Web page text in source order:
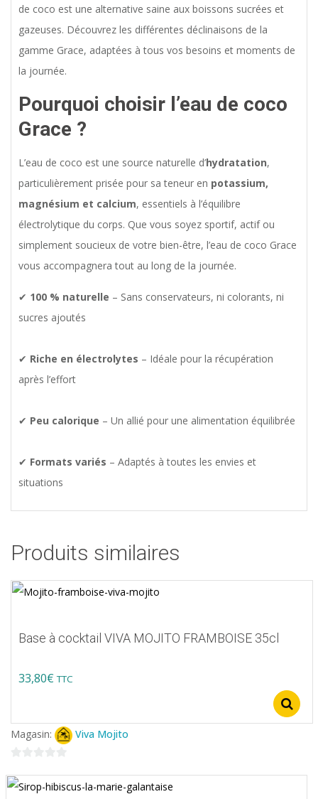
de coco est une alternative saine aux boissons sucrées et
gazeuses. Découvrez les différentes déclinaisons de la
gamme Grace, adaptées à tous vos besoins et moments de
la journée.
Pourquoi choisir l’eau de coco
Grace ?
L’eau de coco est une source naturelle d’hydratation,
particulièrement prisée pour sa teneur en potassium,
magnésium et calcium, essentiels à l’équilibre
électrolytique du corps. Que vous soyez sportif, actif ou
simplement soucieux de votre bien-être, l’eau de coco Grace
vous accompagnera tout au long de la journée.
✔ 100 % naturelle – Sans conservateurs, ni colorants, ni
sucres ajoutés
✔ Riche en électrolytes – Idéale pour la récupération
après l’effort
✔ Peu calorique – Un allié pour une alimentation équilibrée
✔ Formats variés – Adaptés à toutes les envies et
situations
Produits similaires
Base à cocktail VIVA MOJITO FRAMBOISE 35cl
33,80€ TTC
produit
a
variations.
Magasin: Viva Mojito
sur